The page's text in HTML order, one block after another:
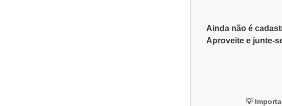
Ainda não é
Aproveite e junte-
💡